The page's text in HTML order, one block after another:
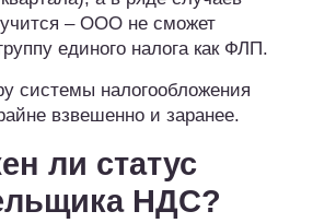
– ООО не сможет
единого налога как ФЛП.
системы налогообложения
взвешенно и заранее.
ли статус
НДС?